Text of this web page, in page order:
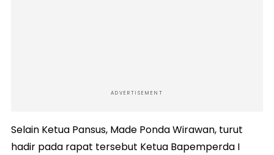
ADVERTISEMENT
Selain Ketua Pansus, Made Ponda Wirawan, turut
hadir pada rapat tersebut Ketua Bapemperda I